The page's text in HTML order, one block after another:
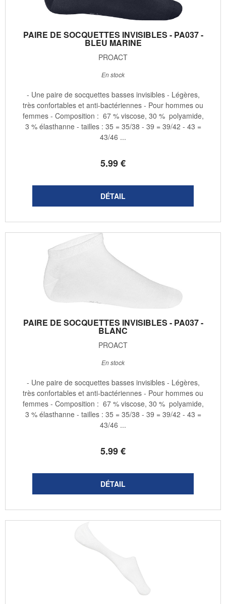
PAIRE DE SOCQUETTES INVISIBLES - PA037 -
BLEU MARINE
PROACT
5.99€
En stock
- Une paire de socquettes basses invisibles - Légères,
très confortables et anti-bactériennes - Pour hommes ou
femmes - Composition : 67 % viscose, 30 % polyamide,
3 % élasthanne - tailles : 35 = 35/38 - 39 = 39/42 - 43 =
43/46 ...
PAIRE DE SOCQUETTES INVISIBLES - PA037 -
BLANC
PROACT
5.99€
En stock
- Une paire de socquettes basses invisibles - Légères,
très confortables et anti-bactériennes - Pour hommes ou
femmes - Composition : 67 % viscose, 30 % polyamide,
3 % élasthanne - tailles : 35 = 35/38 - 39 = 39/42 - 43 =
43/46 ...